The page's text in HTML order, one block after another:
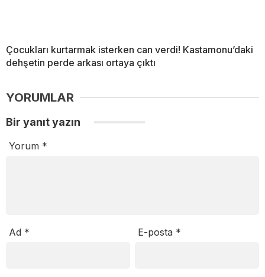
Çocukları kurtarmak isterken can verdi! Kastamonu’daki
dehşetin perde arkası ortaya çıktı
YORUMLAR
Bir yanıt yazın
Yorum *
Ad * E-posta *